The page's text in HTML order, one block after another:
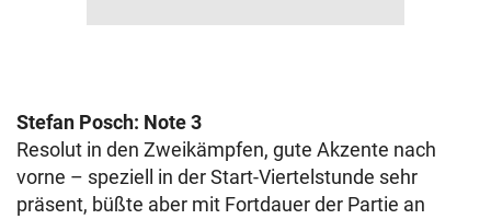
Stefan Posch: Note 3
Resolut in den Zweikämpfen, gute Akzente nach
vorne – speziell in der Start-Viertelstunde sehr
präsent, büßte aber mit Fortdauer der Partie an